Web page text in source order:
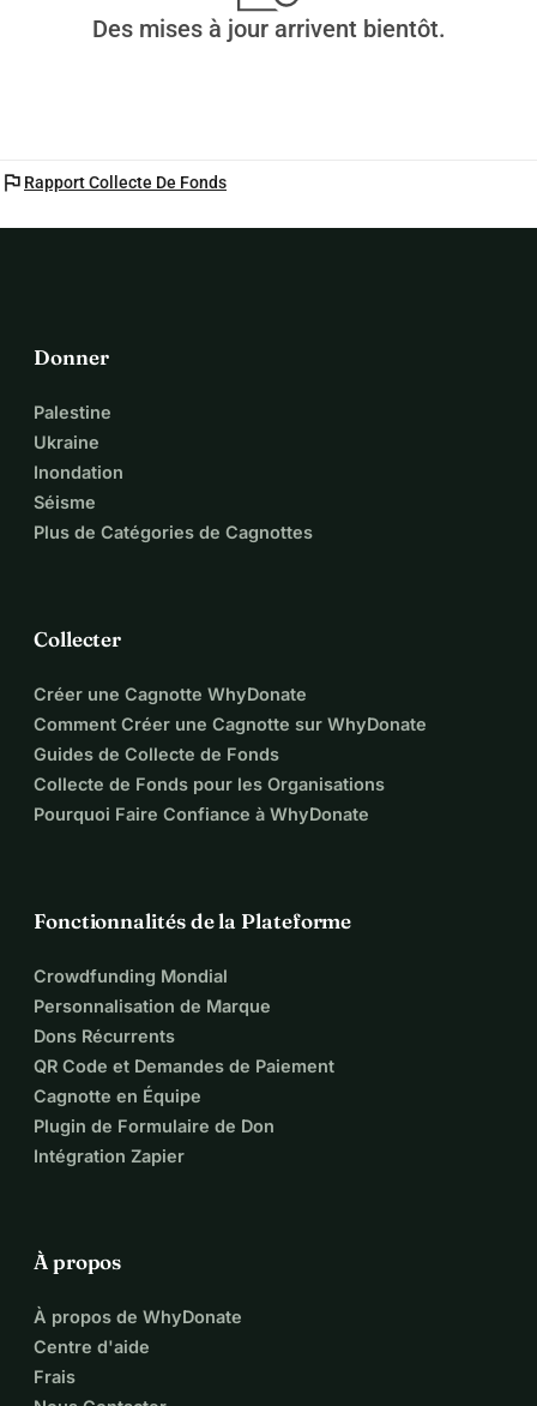
Des mises à jour arrivent bientôt.
flag Rapport Collecte De Fonds
Donner
Palestine
Ukraine
Inondation
Séisme
Plus de Catégories de Cagnottes
Collecter
Créer une Cagnotte WhyDonate
Comment Créer une Cagnotte sur WhyDonate
Guides de Collecte de Fonds
Collecte de Fonds pour les Organisations
Pourquoi Faire Confiance à WhyDonate
Fonctionnalités de la Plateforme
Crowdfunding Mondial
Personnalisation de Marque
Dons Récurrents
QR Code et Demandes de Paiement
Cagnotte en Équipe
Plugin de Formulaire de Don
Intégration Zapier
À propos
À propos de WhyDonate
Centre d'aide
Frais